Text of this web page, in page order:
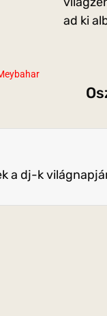
ad ki
a dj-k